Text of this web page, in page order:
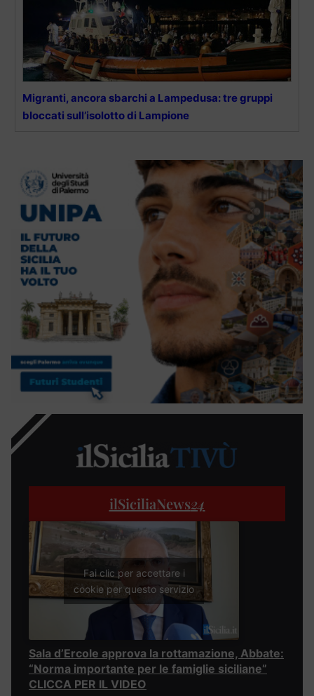
Migranti, ancora sbarchi a Lampedusa: tre gruppi
bloccati sull’isolotto di Lampione
ilSiciliaNews24
Fai clic per accettare i
cookie per questo servizio
Sala d’Ercole approva la rottamazione, Abbate:
“Norma importante per le famiglie siciliane”
CLICCA PER IL VIDEO